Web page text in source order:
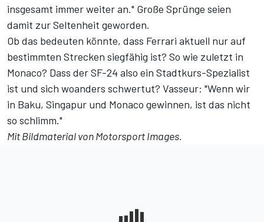
insgesamt immer weiter an." Große Sprünge seien
damit zur Seltenheit geworden.
Ob das bedeuten könnte, dass Ferrari aktuell nur auf
bestimmten Strecken siegfähig ist? So wie zuletzt in
Monaco? Dass der SF-24 also ein Stadtkurs-Spezialist
ist und sich woanders schwertut? Vasseur: "Wenn wir
in Baku, Singapur und Monaco gewinnen, ist das nicht
so schlimm."
Mit Bildmaterial vonMotorsport Images.